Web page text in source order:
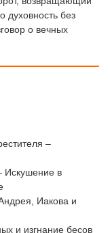
духовность без
о вечных
–
Искушение в
Иакова и
и изгнание бесов